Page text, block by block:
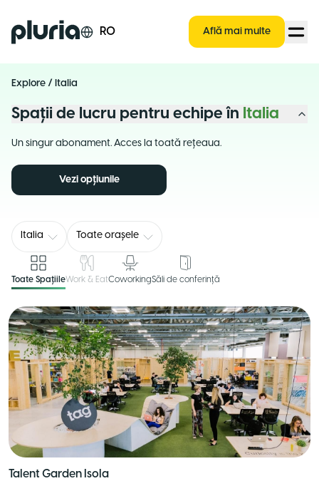
Logo Pluria RO Află mai multe
Explore / Italia
Spații de lucru pentru echipe în Italia
Un singur abonament. Acces la toată rețeaua.
Vezi opțiunile
Italia Toate orașele
Toate SpațiileWork & EatCoworkingSăli de conferință
Talent Garden Isola